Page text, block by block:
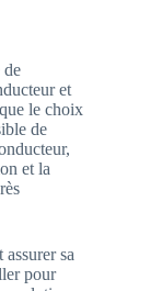
de
et
le choix
de
et la
sa
pour